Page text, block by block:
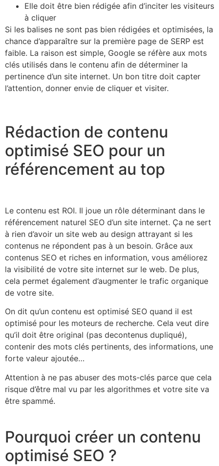
Elle doit être bien rédigée afin d’inciter les visiteurs
à cliquer
Si les balises ne sont pas bien rédigées et optimisées, la
chance d’apparaître sur la première page de SERP est
faible. La raison est simple, Google se réfère aux mots
clés utilisés dans le contenu afin de déterminer la
pertinence d’un site internet. Un bon titre doit capter
l’attention, donner envie de cliquer et visiter.
Rédaction de contenu
optimisé SEO pour un
référencement au top
Le contenu est ROI. Il joue un rôle déterminant dans le
référencement naturel SEO d’un site internet. Ça ne sert
à rien d’avoir un site web au design attrayant si les
contenus ne répondent pas à un besoin. Grâce aux
contenus SEO et riches en information, vous améliorez
la visibilité de votre site internet sur le web. De plus,
cela permet également d’augmenter le trafic organique
de votre site.
On dit qu’un contenu est optimisé SEO quand il est
optimisé pour les moteurs de recherche. Cela veut dire
qu’il doit être original (pas decontenus dupliqué),
contenir des mots clés pertinents, des informations, une
forte valeur ajoutée…
Attention à ne pas abuser des mots-clés parce que cela
risque d’être mal vu par les algorithmes et votre site va
être spammé.
Pourquoi créer un contenu
optimisé SEO ?